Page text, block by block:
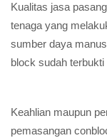
Kualitas jasa
tenaga yang
sumber daya
block sudah
Keahlian maupun
pemasangan